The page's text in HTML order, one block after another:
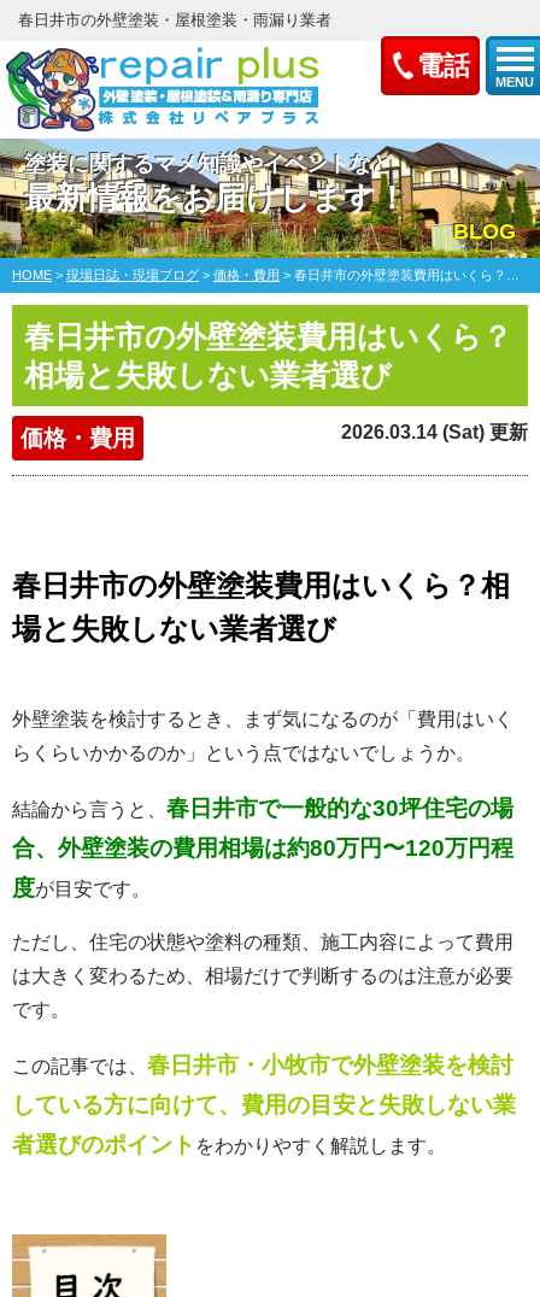
電話
MENU
春日井市の外壁塗装・屋根塗装・雨漏り業者
塗装に関するマメ知識やイベントなど
最新情報をお届けします！
BLOG
HOME > 現場日誌・現場ブログ > 価格・費用 > 春日井市の外壁塗装費用はいくら？相場と失敗しない業者選び
春日井市の外壁塗装費用はいくら？
相場と失敗しない業者選び
価格・費用 2026.03.14 (Sat) 更新
春日井市の外壁塗装費用はいくら？相
場と失敗しない業者選び
外壁塗装を検討するとき、まず気になるのが「費用はいく
らくらいかかるのか」という点ではないでしょうか。
結論から言うと、 春日井市で一般的な30坪住宅の場
合、外壁塗装の費用相場は約80万円〜120万円程
度が目安です。
ただし、住宅の状態や塗料の種類、施工内容によって費用
は大きく変わるため、相場だけで判断するのは注意が必要
です。
この記事では、 春日井市・小牧市で外壁塗装を検討
している方に向けて、費用の目安と失敗しない業
者選びのポイント をわかりやすく解説します。